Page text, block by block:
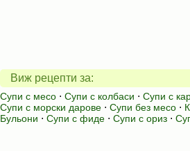
Виж рецепти за:
Супи с месо ⋅ Супи с колбаси ⋅ Супи с
Супи с морски дарове ⋅ Супи без месо ⋅
Бульони ⋅ Супи с фиде ⋅ Супи с ориз ⋅